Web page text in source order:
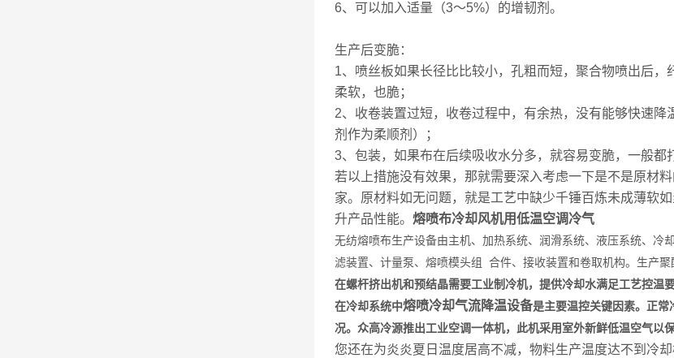
6、可以加入适量（3～5%）的增韧剂。
生产后变脆：
1、喷丝板如果长径比比较小，孔粗而短，聚合物喷出后
柔软，也脆；
2、收卷装置过短，收卷过程中，有余热，没有能够快速
剂作为柔顺剂）；
3、包装，如果布在后续吸收水分多，就容易变脆，一般都
若以上措施没有效果，那就需要深入考虑一下是不是原材
家。原材料如无问题，就是工艺中缺少千锤百炼未成薄软
升产品性能。 熔喷布冷却风机用低温空调冷气
无纺熔喷布生产设备由主机、加热系统、润滑系统、液压系统、冷
滤装置、计量泵、熔喷模头组 合件、接收装置和卷取机构。生产
在螺杆挤出机和预结晶需要工业制冷机，提供冷却水满足工艺控温要
在冷却系统中熔喷冷却气流降温设备是主要温控关键因素。正常
况。众高冷源推出工业空调一体机，此机采用室外新鲜低温空气以
您还在为炎炎夏日温度居高不减，物料生产温度达不到冷